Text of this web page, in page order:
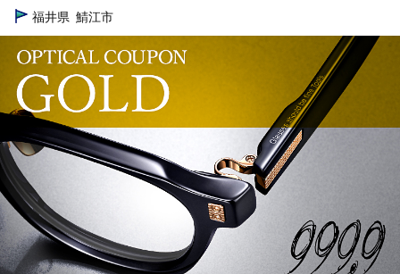
TOP
その他体験チケット
TOP 日用品・雑貨 999.9/フォーナインズ 対象店舗で使える眼鏡
TOP 日用品・雑貨 999.9/フォーナイ
TOP ファッション 999.9/フォーナインズ 対象店舗で使える眼鏡
福井県 鯖江市